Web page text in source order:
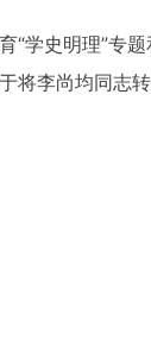
“学史明理”专
将李尚均同志